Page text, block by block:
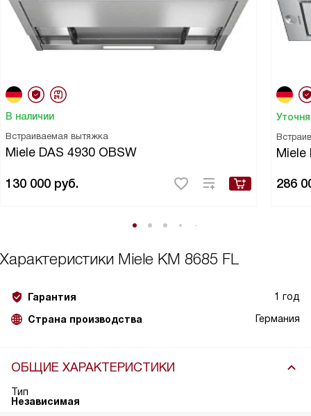
В наличии
Встраиваемая вытяжка
Miele DAS 4930 OBSW
130 000 руб.
Miele
286
Характеристики Miele KM 8685 FL
Гарантия 1 год
Страна производства Германия
ОБЩИЕ ХАРАКТЕРИСТИКИ
Тип
Независимая